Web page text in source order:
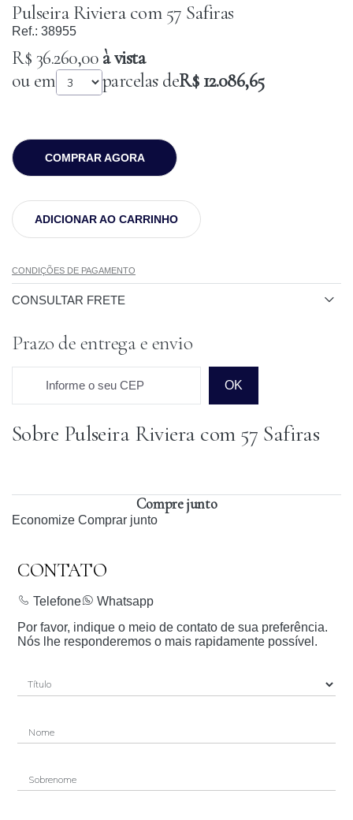
Pulseira Riviera com 57 Safiras
Ref.: 38955
R$ 36.260,00à vista
ou em
parcelas deR$ 12.086,65
COMPRAR AGORA
ADICIONAR AO CARRINHO
CONDIÇÕES DE PAGAMENTO
CONSULTAR FRETE
Prazo de entrega e envio
Informe o seu CEP OK
Prazo para o CEP
Sobre Pulseira Riviera com 57 Safiras
Compre junto
Economize Comprar junto
CONTATO
Telefone
Whatsapp
Por favor, indique o meio de contato de sua preferência.
Nós lhe responderemos o mais rapidamente possível.
Nome
Sobrenome